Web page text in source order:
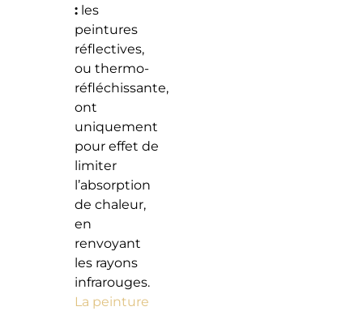
:les
peintures
réflectives,
ou thermo-
réfléchissante,
ont
uniquement
pour effet de
limiter
l’absorption
de chaleur,
en
renvoyant
les rayons
infrarouges.
La peinture